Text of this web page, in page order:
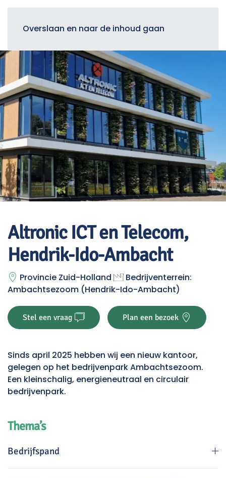
Overslaan en naar de inhoud gaan
Altronic ICT en Telecom,
Hendrik-Ido-Ambacht
Provincie Zuid-Holland
Bedrijventerrein:
Ambachtsezoom (Hendrik-Ido-Ambacht)
Stel een vraag Plan een bezoek
Sinds april 2025 hebben wij een nieuw kantoor,
gelegen op het bedrijvenpark Ambachtsezoom.
Een kleinschalig, energieneutraal en circulair
bedrijvenpark.
Thema’s
Bedrijfspand